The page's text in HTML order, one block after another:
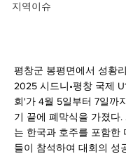
지역이슈
평창군 봉평면에서 성황
2025 시드니•평창 국제
회'가 4월 5일부터 7일까
기 끝에 폐막식을 가졌다.
는 한국과 호주를 포함한
들이 참석하여 대회의 성